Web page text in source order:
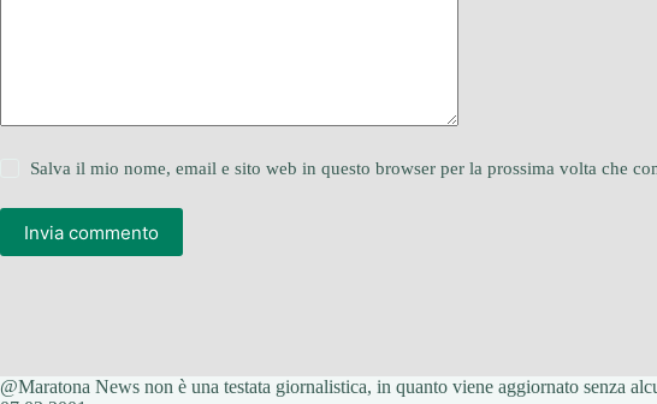
Salva il mio nome, email e sito web in questo browser per la prossima volta che
Invia commento
@Maratona News non è una testata giornalistica, in quanto viene aggiornato senza